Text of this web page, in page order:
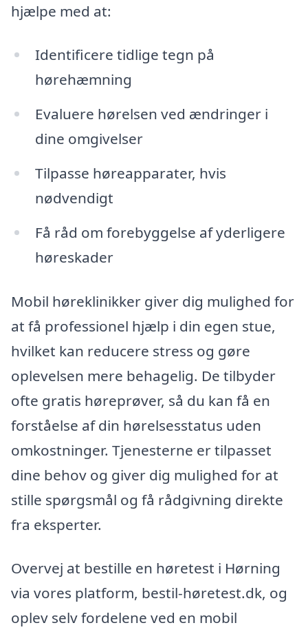
hjælpe med at:
Identificere tidlige tegn på
hørehæmning
Evaluere hørelsen ved ændringer i
dine omgivelser
Tilpasse høreapparater, hvis
nødvendigt
Få råd om forebyggelse af yderligere
høreskader
Mobil høreklinikker giver dig mulighed for
at få professionel hjælp i din egen stue,
hvilket kan reducere stress og gøre
oplevelsen mere behagelig. De tilbyder
ofte gratis høreprøver, så du kan få en
forståelse af din hørelsesstatus uden
omkostninger. Tjenesterne er tilpasset
dine behov og giver dig mulighed for at
stille spørgsmål og få rådgivning direkte
fra eksperter.
Overvej at bestille en høretest i Hørning
via vores platform, bestil-høretest.dk, og
oplev selv fordelene ved en mobil